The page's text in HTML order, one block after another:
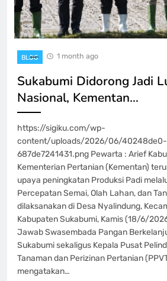
BLOG 1 month ago
Sukabumi Didorong Jadi
Nasional, Kementan…
https://sigiku.com/wp-
content/uploads/2026/06/
687de7241431.png Pewarta : Arief
Kementerian Pertanian (Kementan)
upaya peningkatan Produksi Padi
Percepatan Semai, Olah Lahan, dan
dilaksanakan di Desa Nyalindung,
Kabupaten Sukabumi, Kamis (18/6/
Jawab Swasembada Pangan
Sukabumi sekaligus Kepala Pusat
Tanaman dan Perizinan Pertanian
mengatakan…